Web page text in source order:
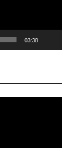
03:38